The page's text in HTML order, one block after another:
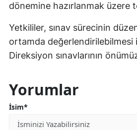
dönemine hazırlanmak üzere
Yetkililer, sınav sürecinin
ortamda değerlendirilebilmesi
Direksiyon sınavlarının
Yorumlar
İsim*